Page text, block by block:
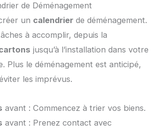
de Déménagement
un calendrier de déménagement.
à accomplir, depuis la
jusqu’à l’installation dans votre
Plus le déménagement est anticipé,
les imprévus.
avant : Commencez à trier vos biens.
avant : Prenez contact avec